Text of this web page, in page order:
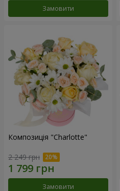
Замовити
Композиція "Charlotte"
2 249 грн
Замовити